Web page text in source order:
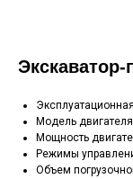
Экскаватор-
Модель
Мощность
Режимы
Объем